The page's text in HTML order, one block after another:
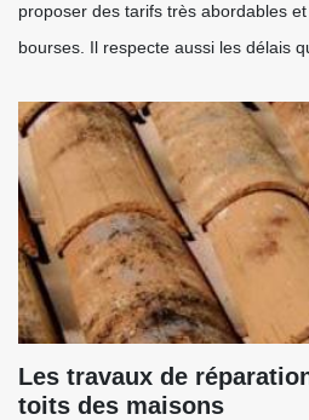
proposer des tarifs très abordables
bourses. Il respecte aussi les délais
Les travaux de
toits des maisons